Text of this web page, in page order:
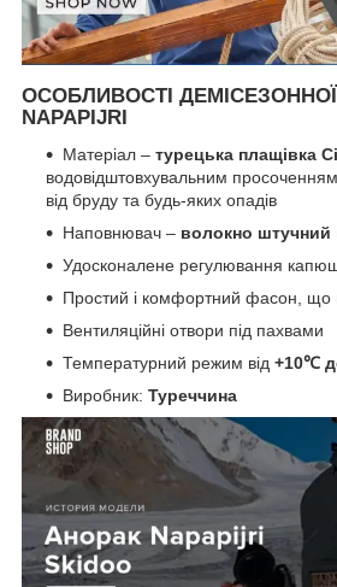
ОСОБЛИВОСТІ
NAPAPIJRI
Матеріал – турецька плащівка
водовідштовхувальним
від бруду та будь-яких опадів
Наповнювач – волокно штучний
Удосконалене регулювання
Простий і комфортний фасон, що
Вентиляційні отвори під пахвами
Температурний режим від +10℃
Виробник: Туреччина